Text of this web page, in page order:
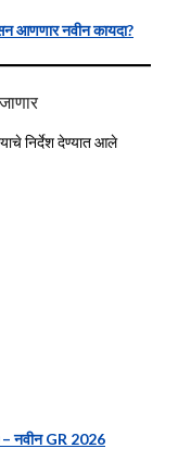
आणणार नवीन कायदा?
निर्देश देण्यात आले
नवीन GR 2026